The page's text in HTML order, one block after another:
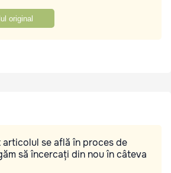
original
articolul se află în proces de
să încercați din nou în câteva